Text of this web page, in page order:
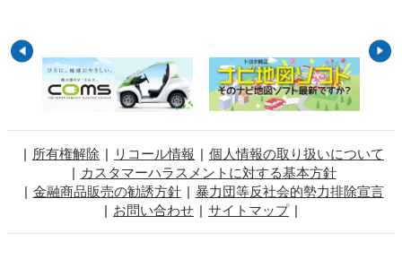
所有権解除 リコール情報
個人情報の取り扱いについて
カスタマーハラスメントに対する基本方針
金融商品販売の勧誘方針
暴力団等反社会的勢力排除宣言
お問い合わせ
サイトマップ